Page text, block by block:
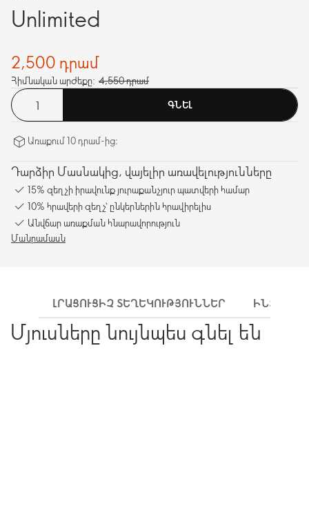
Unlimited
2,500 դրամ
Հիմնական արժեքը: 4,550 դրամ
ԳՆԵԼ
Առաքում 10 դրամ-ից։
Դարձիր Մասնակից, վայելիր առավելությունները
15% զեղչի իրավունք յուրաքանչյուր պատվերի համար
10% հրավերի զեղչ՝ ընկերներին հրավիրելիս
Անվճար առաքման հնարավորություն
Մանրամասն
ԼՐԱՑՈՒՑԻՉ ՏԵՂԵԿՈՒԹՅՈՒՆՆԵՐ ԻՆՉՊԵՍ
Մյուսները նույնպես գնել են